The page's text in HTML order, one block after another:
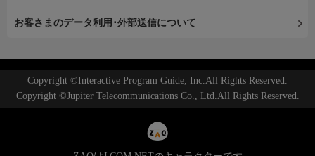
お客さまのデータ利用･外部送信について
Copyright ©Interactive Program Guide, Inc.All Rights Reserved.
Copyright ©Jupiter Telecommunications Co., Ltd.All Rights Reserved.